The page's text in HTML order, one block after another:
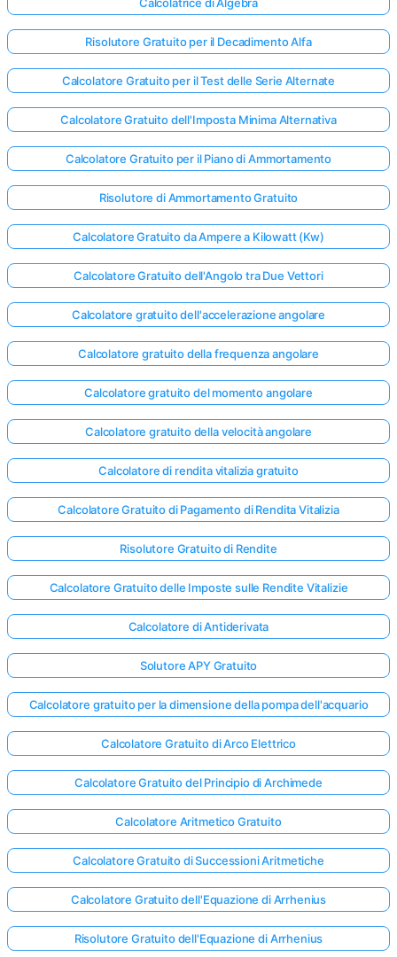
Risolutore Gratuito per il Decadimento Alfa
Calcolatore Gratuito per il Test delle Serie Alternate
Calcolatore Gratuito dell'Imposta Minima Alternativa
Calcolatore Gratuito per il Piano di Ammortamento
Risolutore di Ammortamento Gratuito
Calcolatore Gratuito da Ampere a Kilowatt (Kw)
Calcolatore Gratuito dell'Angolo tra Due Vettori
Calcolatore gratuito dell'accelerazione angolare
Calcolatore gratuito della frequenza angolare
Calcolatore gratuito del momento angolare
Calcolatore gratuito della velocità angolare
Calcolatore di rendita vitalizia gratuito
Calcolatore Gratuito di Pagamento di Rendita Vitalizia
Risolutore Gratuito di Rendite
Calcolatore Gratuito delle Imposte sulle Rendite Vitalizie
Calcolatore di Antiderivata
Solutore APY Gratuito
Calcolatore gratuito per la dimensione della pompa dell'acquario
Calcolatore Gratuito di Arco Elettrico
Calcolatore Gratuito del Principio di Archimede
Calcolatore Aritmetico Gratuito
Calcolatore Gratuito di Successioni Aritmetiche
Calcolatore Gratuito dell'Equazione di Arrhenius
Risolutore Gratuito dell'Equazione di Arrhenius